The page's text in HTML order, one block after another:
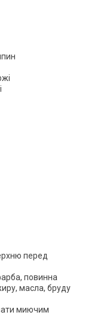
перед
повинна
масла, бруду
миючим